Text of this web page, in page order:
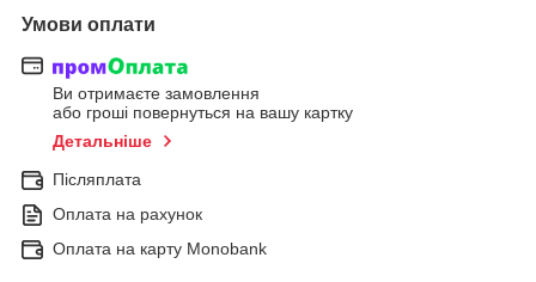
Умови оплати
Ви отримаєте замовлення
або гроші повернуться на вашу картку
Детальніше
Післяплата
Оплата на рахунок
Оплата на карту Monobank